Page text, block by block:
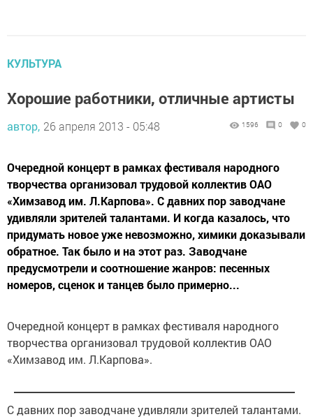
КУЛЬТУРА
Хорошие работники, отличные артисты
автор, 26 апреля 2013 - 05:48 1596 0 0
Очередной концерт в рамках фестиваля народного
творчества организовал трудовой коллектив ОАО
«Химзавод им. Л.Карпова». С давних пор заводчане
удивляли зрителей талантами. И когда казалось, что
придумать новое уже невозможно, химики доказывали
обратное. Так было и на этот раз. Заводчане
предусмотрели и соотношение жанров: песенных
номеров, сценок и танцев было примерно...
Очередной концерт в рамках фестиваля народного
творчества организовал трудовой коллектив ОАО
«Химзавод им. Л.Карпова».
С давних пор заводчане удивляли зрителей талантами.